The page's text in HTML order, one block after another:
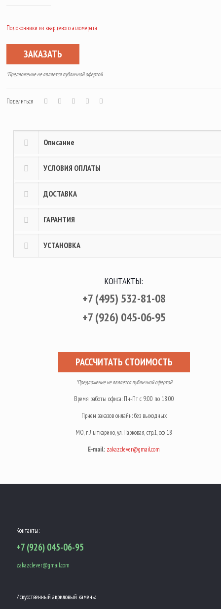
Подоконники из кварцевого агломерата
ЗАКАЗАТЬ
*Предложение не является публичной офертой
Поделиться
Описание
УСЛОВИЯ ОПЛАТЫ
ДОСТАВКА
ГАРАНТИЯ
УСТАНОВКА
КОНТАКТЫ:
+7 (495) 532-81-08
+7 (926) 045-06-95
РАССЧИТАТЬ СТОИМОСТЬ
*Предложение не является публичной офертой
Время работы офиса: Пн-Пт с 9:00 по 18:00
Прием заказов онлайн: без выходных
МО, г. Лыткарино, ул. Парковая, стр.1, оф. 18
E-mail: zakazclever@gmail.com
Контакты:
+7 (926) 045-06-95
zakazclever@gmail.com
Искусственный акриловый камень: